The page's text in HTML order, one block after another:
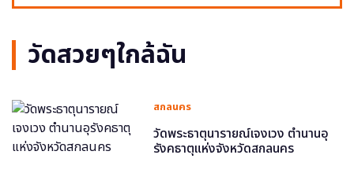
วัดสวยๆใกล้ฉัน
สกลนคร
วัดพระธาตุนารายณ์เจงเวง ตำนานอุ
รังคธาตุแห่งจังหวัดสกลนคร